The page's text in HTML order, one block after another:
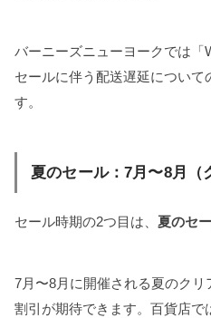
バーニーズニューヨークでは「
セールに伴う配送遅延につい
す。
夏のセール：7月〜8月（
セール時期の2つ目は、 夏のセ
7月〜8月に開催される夏のク
割引が期待できます。百貨店で